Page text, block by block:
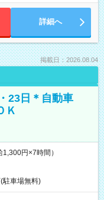
詳細へ
掲載日：2026.08.04
23日＊自動車
Ｋ
円×7時間）
駐車場無料)